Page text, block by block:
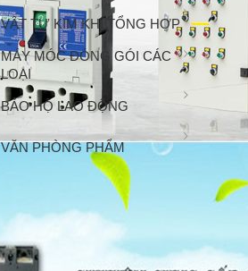
VẬT TƯ KIM KHÍ TỔNG HỢP
MÁY MÓC ĐÓNG GÓI CÁC
LOẠI
BẢO HỘ LAO ĐỘNG
VĂN PHÒNG PHẨM